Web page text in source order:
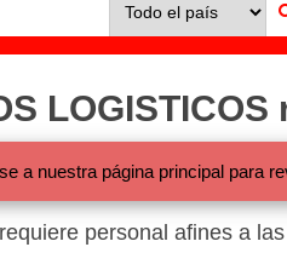
a nuestra página principal para
requiere personal afines a